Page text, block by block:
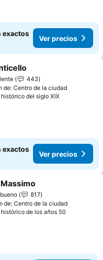
exactos
Ver precios
a favoritos
443
de: Centro de la ciudad
del siglo XIX
exactos
Ver precios
a favoritos
817
de: Centro de la ciudad
de los años 50